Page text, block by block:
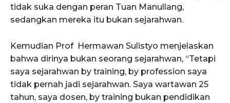
tidak suka dengan peran Tuan Manullang,
sedangkan mereka itu bukan sejarahwan.
Kemudian Prof Hermawan Sulistyo menjelaskan
bahwa dirinya bukan seorang sejarahwan, “Tetapi
saya sejarahwan by training, by profession saya
tidak pernah jadi sejarahwan. Saya wartawan 25
tahun, saya dosen, by training bukan pendidikan